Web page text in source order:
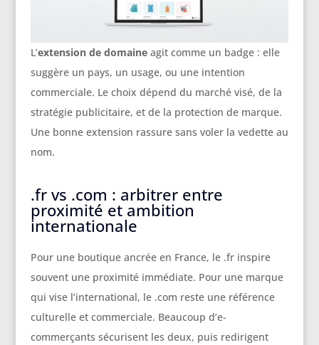
L’extension de domaineagit comme un badge : elle
suggère un pays, un usage, ou une intention
commerciale. Le choix dépend du marché visé, de la
stratégie publicitaire, et de la protection de marque.
Une bonne extension rassure sans voler la vedette au
nom.
.fr vs .com : arbitrer entre
proximité et ambition
internationale
Pour une boutique ancrée en France, le .fr inspire
souvent une proximité immédiate. Pour une marque
qui vise l’international, le .com reste une référence
culturelle et commerciale. Beaucoup d’e-
commerçants sécurisent les deux, puis redirigent